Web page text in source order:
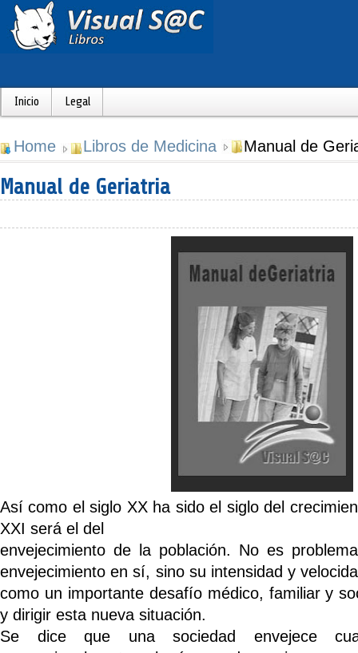
Inicio Legal
Home Libros de Medicina Manual de
Manual de Geriatria
Así como el siglo XX ha sido el siglo del
XXI será el del
envejecimiento de la población. No es
envejecimiento en sí, sino su intensidad y
como un importante desafío médico, familiar y
y dirigir esta nueva situación.
Se dice que una sociedad envejece